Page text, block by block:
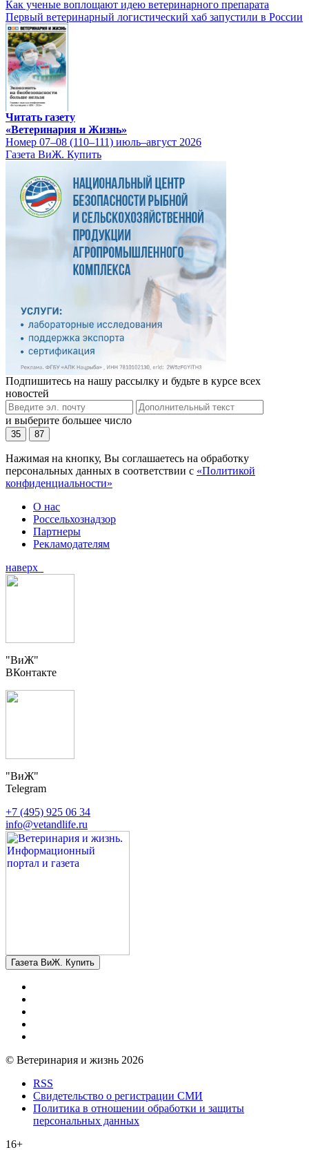
Как ученые воплощают идею ветеринарного препарата
Первый ветеринарный логистический хаб запустили в России
Читать газету
«Ветеринария и Жизнь»
Номер 07–08 (110–111) июль–август 2026
Газета ВиЖ. Купить
Подпишитесь на нашу рассылку и будьте в курсе всех
новостей
и выберите большее число
35 87
Нажимая на кнопку, Вы соглашаетесь на обработку
персональных данных в соответствии с «Политикой
конфиденциальности»
О нас
Россельхознадзор
Партнеры
Рекламодателям
наверх
"ВиЖ"
ВКонтакте
"ВиЖ"
Telegram
+7 (495) 925 06 34
info@vetandlife.ru
Газета ВиЖ. Купить
© Ветеринария и жизнь 2026
RSS
Свидетельство о регистрации СМИ
Политика в отношении обработки и защиты
персональных данных
16+